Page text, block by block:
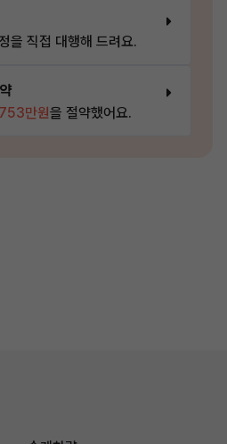
을 직접 대행해 드려요.
753만원을 절약했어요.